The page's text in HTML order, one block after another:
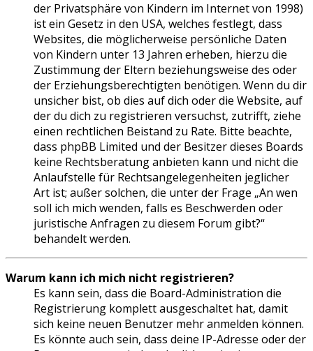
der Privatsphäre von Kindern im Internet von 1998)
ist ein Gesetz in den USA, welches festlegt, dass
Websites, die möglicherweise persönliche Daten
von Kindern unter 13 Jahren erheben, hierzu die
Zustimmung der Eltern beziehungsweise des oder
der Erziehungsberechtigten benötigen. Wenn du dir
unsicher bist, ob dies auf dich oder die Website, auf
der du dich zu registrieren versuchst, zutrifft, ziehe
einen rechtlichen Beistand zu Rate. Bitte beachte,
dass phpBB Limited und der Besitzer dieses Boards
keine Rechtsberatung anbieten kann und nicht die
Anlaufstelle für Rechtsangelegenheiten jeglicher
Art ist; außer solchen, die unter der Frage „An wen
soll ich mich wenden, falls es Beschwerden oder
juristische Anfragen zu diesem Forum gibt?“
behandelt werden.
Warum kann ich mich nicht registrieren?
Es kann sein, dass die Board-Administration die
Registrierung komplett ausgeschaltet hat, damit
sich keine neuen Benutzer mehr anmelden können.
Es könnte auch sein, dass deine IP-Adresse oder der